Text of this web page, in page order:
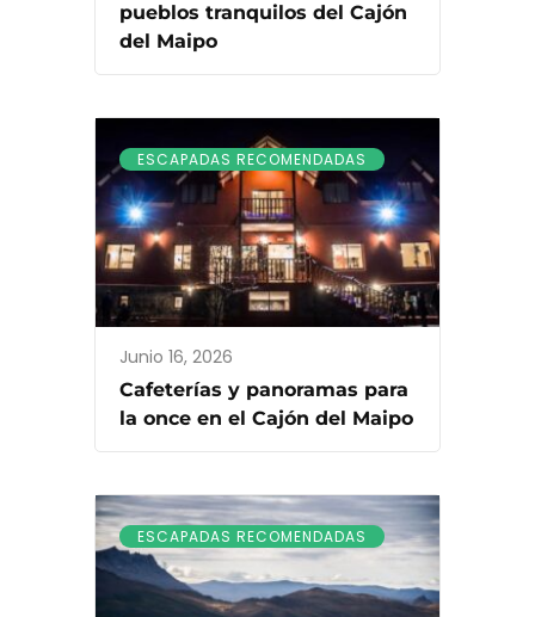
pueblos tranquilos del Cajón
del Maipo
ESCAPADAS RECOMENDADAS
Junio 16, 2026
Cafeterías y panoramas para
la once en el Cajón del Maipo
ESCAPADAS RECOMENDADAS